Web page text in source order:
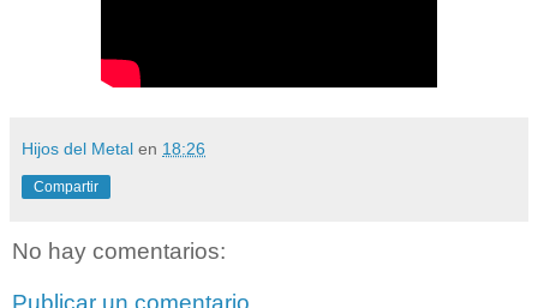
Hijos del Metal en 18:26
Compartir
No hay comentarios: